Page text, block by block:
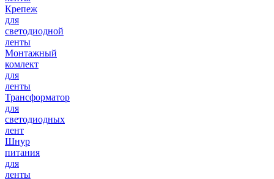
Крепеж
для
светодиодной
ленты
Монтажный
комлект
для
ленты
Трансформатор
для
светодиодных
лент
Шнур
питания
для
ленты